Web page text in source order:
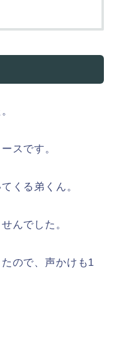
スです。
くる弟くん。
んでした。
ので、声かけも1